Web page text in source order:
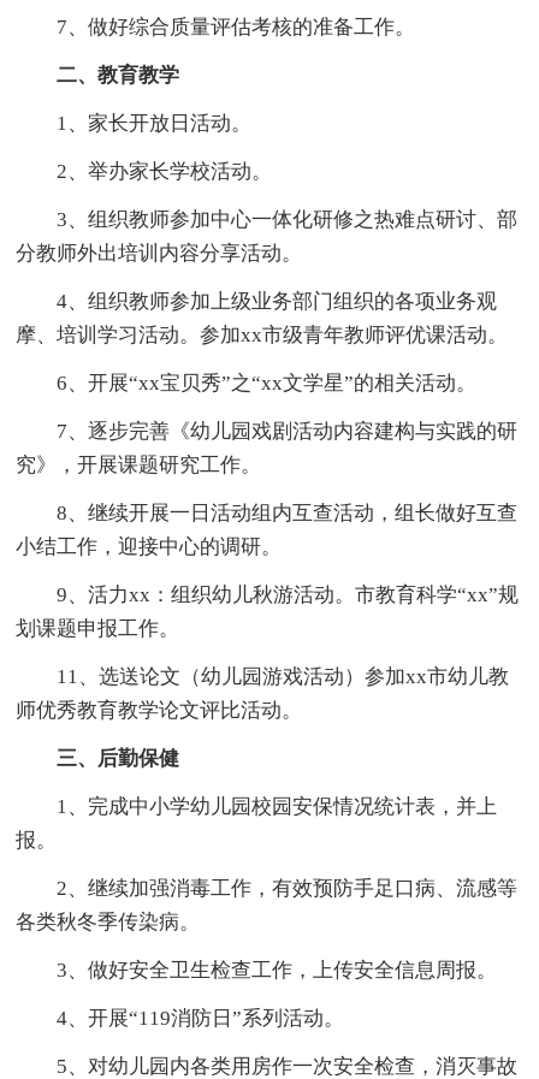
7、做好综合质量评估考核的准备工作。
二、教育教学
1、家长开放日活动。
2、举办家长学校活动。
3、组织教师参加中心一体化研修之热难点研讨、部
分教师外出培训内容分享活动。
4、组织教师参加上级业务部门组织的各项业务观
摩、培训学习活动。参加xx市级青年教师评优课活动。
6、开展“xx宝贝秀”之“xx文学星”的相关活动。
7、逐步完善《幼儿园戏剧活动内容建构与实践的研
究》，开展课题研究工作。
8、继续开展一日活动组内互查活动，组长做好互查
小结工作，迎接中心的调研。
9、活力xx：组织幼儿秋游活动。市教育科学“xx”规
划课题申报工作。
11、选送论文（幼儿园游戏活动）参加xx市幼儿教
师优秀教育教学论文评比活动。
三、后勤保健
1、完成中小学幼儿园校园安保情况统计表，并上
报。
2、继续加强消毒工作，有效预防手足口病、流感等
各类秋冬季传染病。
3、做好安全卫生检查工作，上传安全信息周报。
4、开展“119消防日”系列活动。
5、对幼儿园内各类用房作一次安全检查，消灭事故